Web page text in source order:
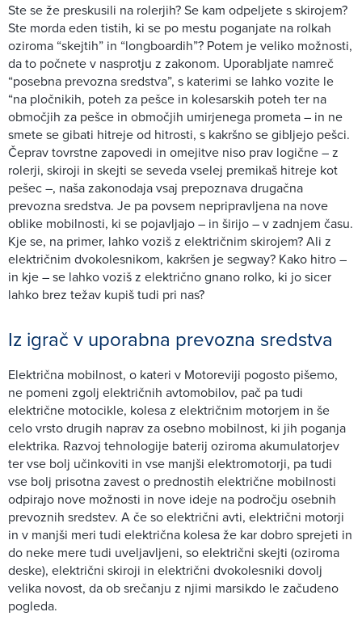
Ste se že preskusili na rolerjih? Se kam odpeljete s skirojem?
Ste morda eden tistih, ki se po mestu poganjate na rolkah
oziroma “skejtih” in “longboardih”? Potem je veliko možnosti,
da to počnete v nasprotju z zakonom. Uporabljate namreč
“posebna prevozna sredstva”, s katerimi se lahko vozite le
“na pločnikih, poteh za pešce in kolesarskih poteh ter na
območjih za pešce in območjih umirjenega prometa – in ne
smete se gibati hitreje od hitrosti, s kakršno se gibljejo pešci.
Čeprav tovrstne zapovedi in omejitve niso prav logične – z
rolerji, skiroji in skejti se seveda vselej premikaš hitreje kot
pešec –, naša zakonodaja vsaj prepoznava drugačna
prevozna sredstva. Je pa povsem nepripravljena na nove
oblike mobilnosti, ki se pojavljajo – in širijo – v zadnjem času.
Kje se, na primer, lahko voziš z električnim skirojem? Ali z
električnim dvokolesnikom, kakršen je segway? Kako hitro –
in kje – se lahko voziš z električno gnano rolko, ki jo sicer
lahko brez težav kupiš tudi pri nas?
Iz igrač v uporabna prevozna sredstva
Električna mobilnost, o kateri v Motoreviji pogosto pišemo,
ne pomeni zgolj električnih avtomobilov, pač pa tudi
električne motocikle, kolesa z električnim motorjem in še
celo vrsto drugih naprav za osebno mobilnost, ki jih poganja
elektrika. Razvoj tehnologije baterij oziroma akumulatorjev
ter vse bolj učinkoviti in vse manjši elektromotorji, pa tudi
vse bolj prisotna zavest o prednostih električne mobilnosti
odpirajo nove možnosti in nove ideje na področju osebnih
prevoznih sredstev. A če so električni avti, električni motorji
in v manjši meri tudi električna kolesa že kar dobro sprejeti in
do neke mere tudi uveljavljeni, so električni skejti (oziroma
deske), električni skiroji in električni dvokolesniki dovolj
velika novost, da ob srečanju z njimi marsikdo le začudeno
pogleda.